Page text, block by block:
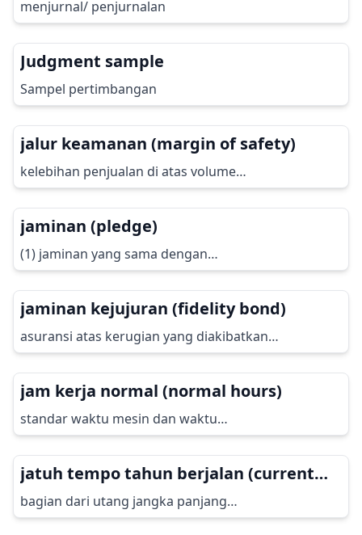
menjurnal/ penjurnalan
Judgment sample
Sampel pertimbangan
jalur keamanan (margin of safety)
kelebihan penjualan di atas volume…
jaminan (pledge)
(1) jaminan yang sama dengan…
jaminan kejujuran (fidelity bond)
asuransi atas kerugian yang diakibatkan…
jam kerja normal (normal hours)
standar waktu mesin dan waktu…
jatuh tempo tahun berjalan (current
maturity)
bagian dari utang jangka panjang…